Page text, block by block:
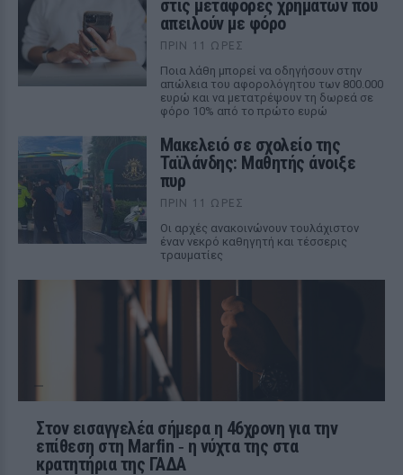
στις μεταφορές χρημάτων που
απειλούν με φόρο
ΠΡΙΝ 11 ΏΡΕΣ
Ποια λάθη μπορεί να οδηγήσουν στην
απώλεια του αφορολόγητου των 800.000
ευρώ και να μετατρέψουν τη δωρεά σε
φόρο 10% από το πρώτο ευρώ
Μακελειό σε σχολείο της
Ταϊλάνδης: Μαθητής άνοιξε
πυρ
ΠΡΙΝ 11 ΏΡΕΣ
Οι αρχές ανακοινώνουν τουλάχιστον
έναν νεκρό καθηγητή και τέσσερις
τραυματίες
Στον εισαγγελέα σήμερα η 46χρονη για την
επίθεση στη Marfin ‑ η νύχτα της στα
κρατητήρια της ΓΑΔΑ